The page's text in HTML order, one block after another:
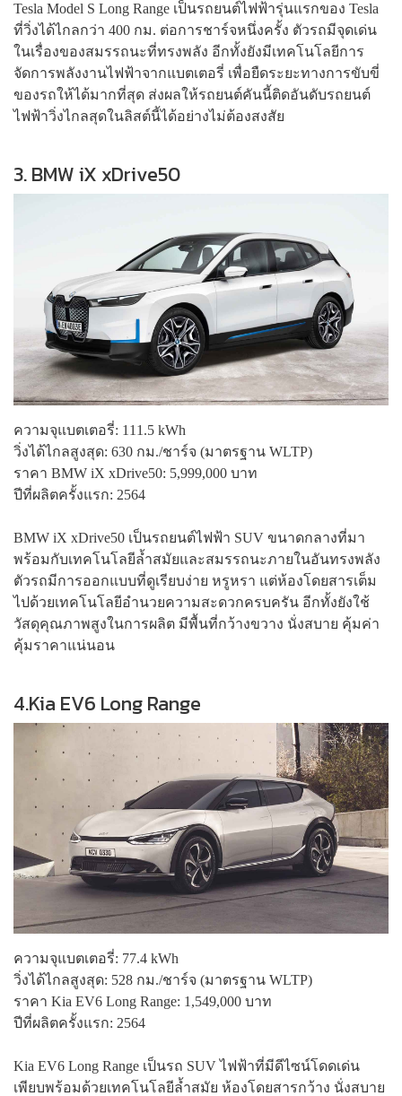
Tesla Model S Long Range เป็นรถยนต์ไฟฟ้ารุ่นแรกของ Tesla
ที่วิ่งได้ไกลกว่า 400 กม. ต่อการชาร์จหนึ่งครั้ง ตัวรถมีจุดเด่น
ในเรื่องของสมรรถนะที่ทรงพลัง อีกทั้งยังมีเทคโนโลยีการ
จัดการพลังงานไฟฟ้าจากแบตเตอรี่ เพื่อยืดระยะทางการขับขี่
ของรถให้ได้มากที่สุด ส่งผลให้รถยนต์คันนี้ติดอันดับรถยนต์
ไฟฟ้าวิ่งไกลสุดในลิสต์นี้ได้อย่างไม่ต้องสงสัย
3. BMW iX xDrive50
ความจุแบตเตอรี่: 111.5 kWh
วิ่งได้ไกลสูงสุด: 630 กม./ชาร์จ (มาตรฐาน WLTP)
ราคา BMW iX xDrive50: 5,999,000 บาท
ปีที่ผลิตครั้งแรก: 2564
BMW iX xDrive50 เป็นรถยนต์ไฟฟ้า SUV ขนาดกลางที่มา
พร้อมกับเทคโนโลยีล้ำสมัยและสมรรถนะภายในอันทรงพลัง
ตัวรถมีการออกแบบที่ดูเรียบง่าย หรูหรา แต่ห้องโดยสารเต็ม
ไปด้วยเทคโนโลยีอำนวยความสะดวกครบครัน อีกทั้งยังใช้
วัสดุคุณภาพสูงในการผลิต มีพื้นที่กว้างขวาง นั่งสบาย คุ้มค่า
คุ้มราคาแน่นอน
4.Kia EV6 Long Range
ความจุแบตเตอรี่: 77.4 kWh
วิ่งได้ไกลสูงสุด: 528 กม./ชาร์จ (มาตรฐาน WLTP)
ราคา Kia EV6 Long Range: 1,549,000 บาท
ปีที่ผลิตครั้งแรก: 2564
Kia EV6 Long Range เป็นรถ SUV ไฟฟ้าที่มีดีไซน์โดดเด่น
เพียบพร้อมด้วยเทคโนโลยีล้ำสมัย ห้องโดยสารกว้าง นั่งสบาย